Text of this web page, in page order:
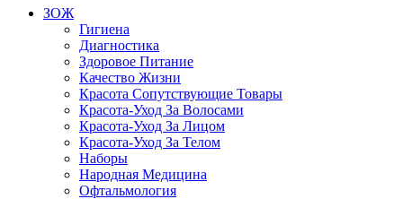
ЗОЖ
Гигиена
Диагностика
Здоровое Питание
Качество Жизни
Красота Сопутствующие Товары
Красота-Уход За Волосами
Красота-Уход За Лицом
Красота-Уход За Телом
Наборы
Народная Медицина
Офтальмология